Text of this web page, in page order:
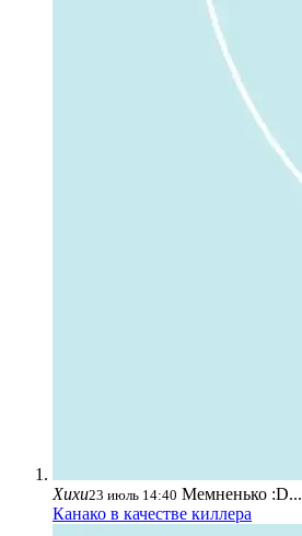
Хихи23 июль 14:40 Мемненько :D...
Канако в качестве киллера